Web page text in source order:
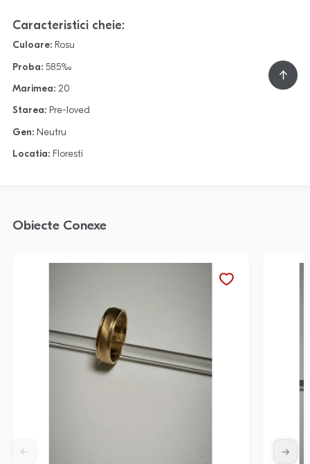
Caracteristici cheie:
Culoare:Rosu
Proba:585‰
Marimea:20
Starea:Pre-loved
Gen:Neutru
Locatia:Floresti
Obiecte Conexe